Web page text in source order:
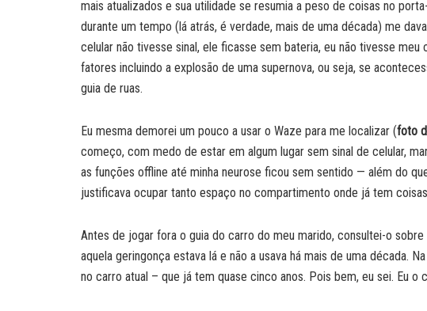
mais atualizados e sua utilidade se resumia a peso de coisas no
durante um tempo (lá atrás, é verdade, mais de uma década) me
celular não tivesse sinal, ele ficasse sem bateria, eu não tivesse
fatores incluindo a explosão de uma supernova, ou seja, se
guia de ruas.
Eu mesma demorei um pouco a usar o Waze para me localizar (foto
começo, com medo de estar em algum lugar sem sinal de celular,
as funções offline até minha neurose ficou sem sentido — além do
justificava ocupar tanto espaço no compartimento onde já tem
Antes de jogar fora o guia do carro do meu marido, consultei-o
aquela geringonça estava lá e não a usava há mais de uma década.
no carro atual – que já tem quase cinco anos. Pois bem, eu sei. Eu